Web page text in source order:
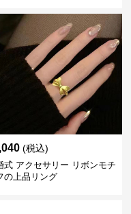
(税込)
式 アクセサリー リボンモチ
の上品リング